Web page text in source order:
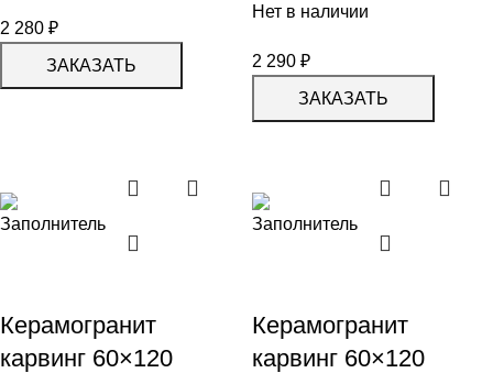
2 280 ₽
ЗАКАЗАТЬ
Нет в наличии
2 290 ₽
ЗАКАЗАТЬ
Керамогранит
карвинг 60×120
Керамогранит
карвинг 60×120